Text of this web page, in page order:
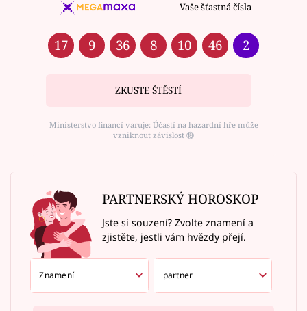
Vaše šťastná čísla
17 9 36 8 10 46 2
ZKUSTE ŠTĚSTÍ
Ministerstvo financí varuje: Účastí na hazardní hře může
vzniknout závislost ⑱
PARTNERSKÝ HOROSKOP
Jste si souzení? Zvolte znamení a
zjistěte, jestli vám hvězdy přejí.